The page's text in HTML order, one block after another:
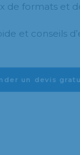
de formats et
et conseils
un devis